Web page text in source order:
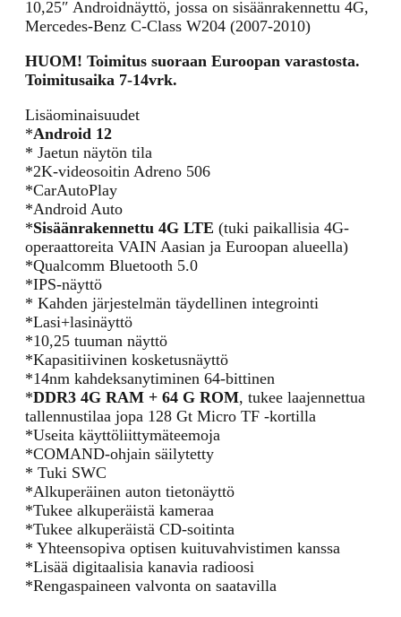
10,25″ Androidnäyttö, jossa on sisäänrakennettu 4G,
Mercedes-Benz C-Class W204 (2007-2010)
HUOM! Toimitus suoraan Euroopan varastosta.
Toimitusaika 7-14vrk.
Lisäominaisuudet
*Android 12
* Jaetun näytön tila
*2K-videosoitin Adreno 506
*CarAutoPlay
*Android Auto
*Sisäänrakennettu 4G LTE (tuki paikallisia 4G-
operaattoreita VAIN Aasian ja Euroopan alueella)
*Qualcomm Bluetooth 5.0
*IPS-näyttö
* Kahden järjestelmän täydellinen integrointi
*Lasi+lasinäyttö
*10,25 tuuman näyttö
*Kapasitiivinen kosketusnäyttö
*14nm kahdeksanytiminen 64-bittinen
*DDR3 4G RAM + 64 G ROM, tukee laajennettua
tallennustilaa jopa 128 Gt Micro TF -kortilla
*Useita käyttöliittymäteemoja
*COMAND-ohjain säilytetty
* Tuki SWC
*Alkuperäinen auton tietonäyttö
*Tukee alkuperäistä kameraa
*Tukee alkuperäistä CD-soitinta
* Yhteensopiva optisen kuituvahvistimen kanssa
*Lisää digitaalisia kanavia radioosi
*Rengaspaineen valvonta on saatavilla